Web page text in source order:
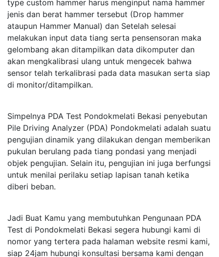
type custom hammer harus menginput nama hammer
jenis dan berat hammer tersebut (Drop hammer
ataupun Hammer Manual) dan Setelah selesai
melakukan input data tiang serta pensensoran maka
gelombang akan ditampilkan data dikomputer dan
akan mengkalibrasi ulang untuk mengecek bahwa
sensor telah terkalibrasi pada data masukan serta siap
di monitor/ditampilkan.
Simpelnya PDA Test Pondokmelati Bekasi penyebutan
Pile Driving Analyzer (PDA) Pondokmelati adalah suatu
pengujian dinamik yang dilakukan dengan memberikan
pukulan berulang pada tiang pondasi yang menjadi
objek pengujian. Selain itu, pengujian ini juga berfungsi
untuk menilai perilaku setiap lapisan tanah ketika
diberi beban.
Jadi Buat Kamu yang membutuhkan Pengunaan PDA
Test di Pondokmelati Bekasi segera hubungi kami di
nomor yang tertera pada halaman website resmi kami,
siap 24jam hubungi konsultasi bersama kami dengan